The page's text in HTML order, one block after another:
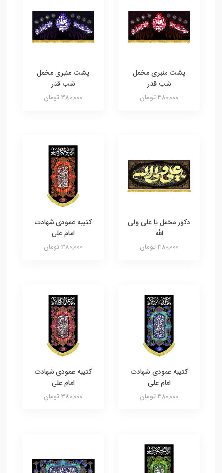
پشت منبری مخمل
شب قدر
380,000 تومان
پشت منبری مخمل
شب قدر
380,000 تومان
دکور مخمل یا علی ولی
الله
380,000 تومان
کتیبه عمودی شهادت
امام علی
380,000 تومان
کتیبه عمودی شهادت
امام علی
380,000 تومان
کتیبه عمودی شهادت
امام علی
380,000 تومان